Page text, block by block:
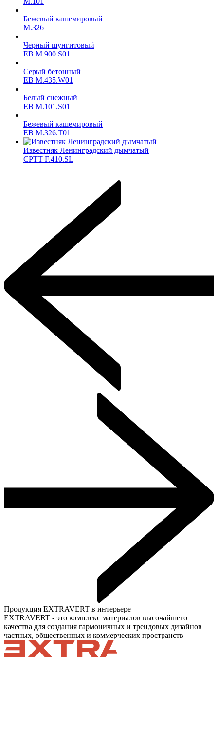
Бежевый кашемировый
M.326
Черный шунгитовый
ЕВ M.900.S01
Серый бетонный
ЕВ M.435.W01
Белый снежный
ЕВ M.101.S01
Бежевый кашемировый
ЕВ M.326.T01
Известняк Ленинградский дымчатый
CPTT F.410.SL
Продукция EXTRAVERT в интерьере
EXTRAVERT - это комплекс материалов высочайшего
качества для создания гармоничных и трендовых дизайнов
частных, общественных и коммерческих пространств